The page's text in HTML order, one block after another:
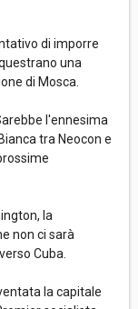
di imporre
una
di Mosca.
l'ennesima
tra Neocon e
la
non ci sarà
Cuba.
la capitale